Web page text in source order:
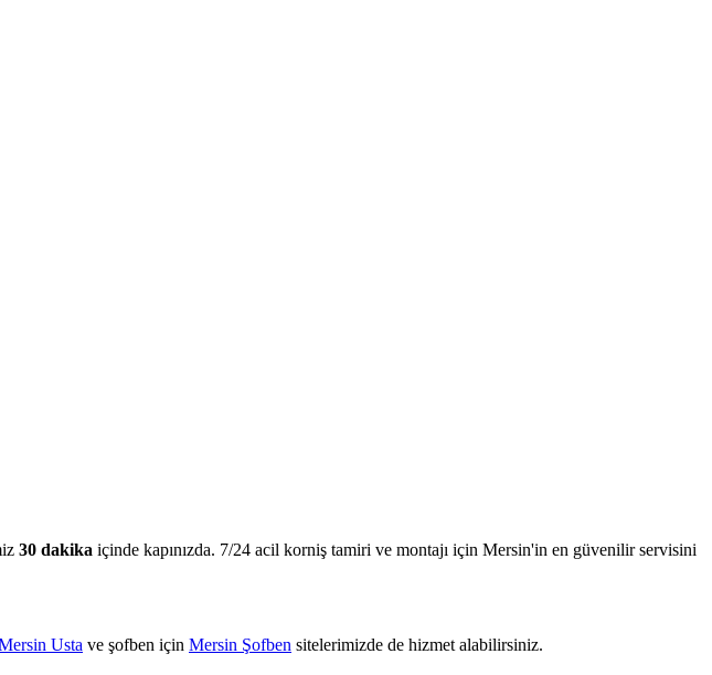
30 dakika içinde kapınızda. 7/24 acil korniş tamiri ve montajı için Mersin'in en güvenilir servisini
Usta ve şofben için Mersin Şofben sitelerimizde de hizmet alabilirsiniz.